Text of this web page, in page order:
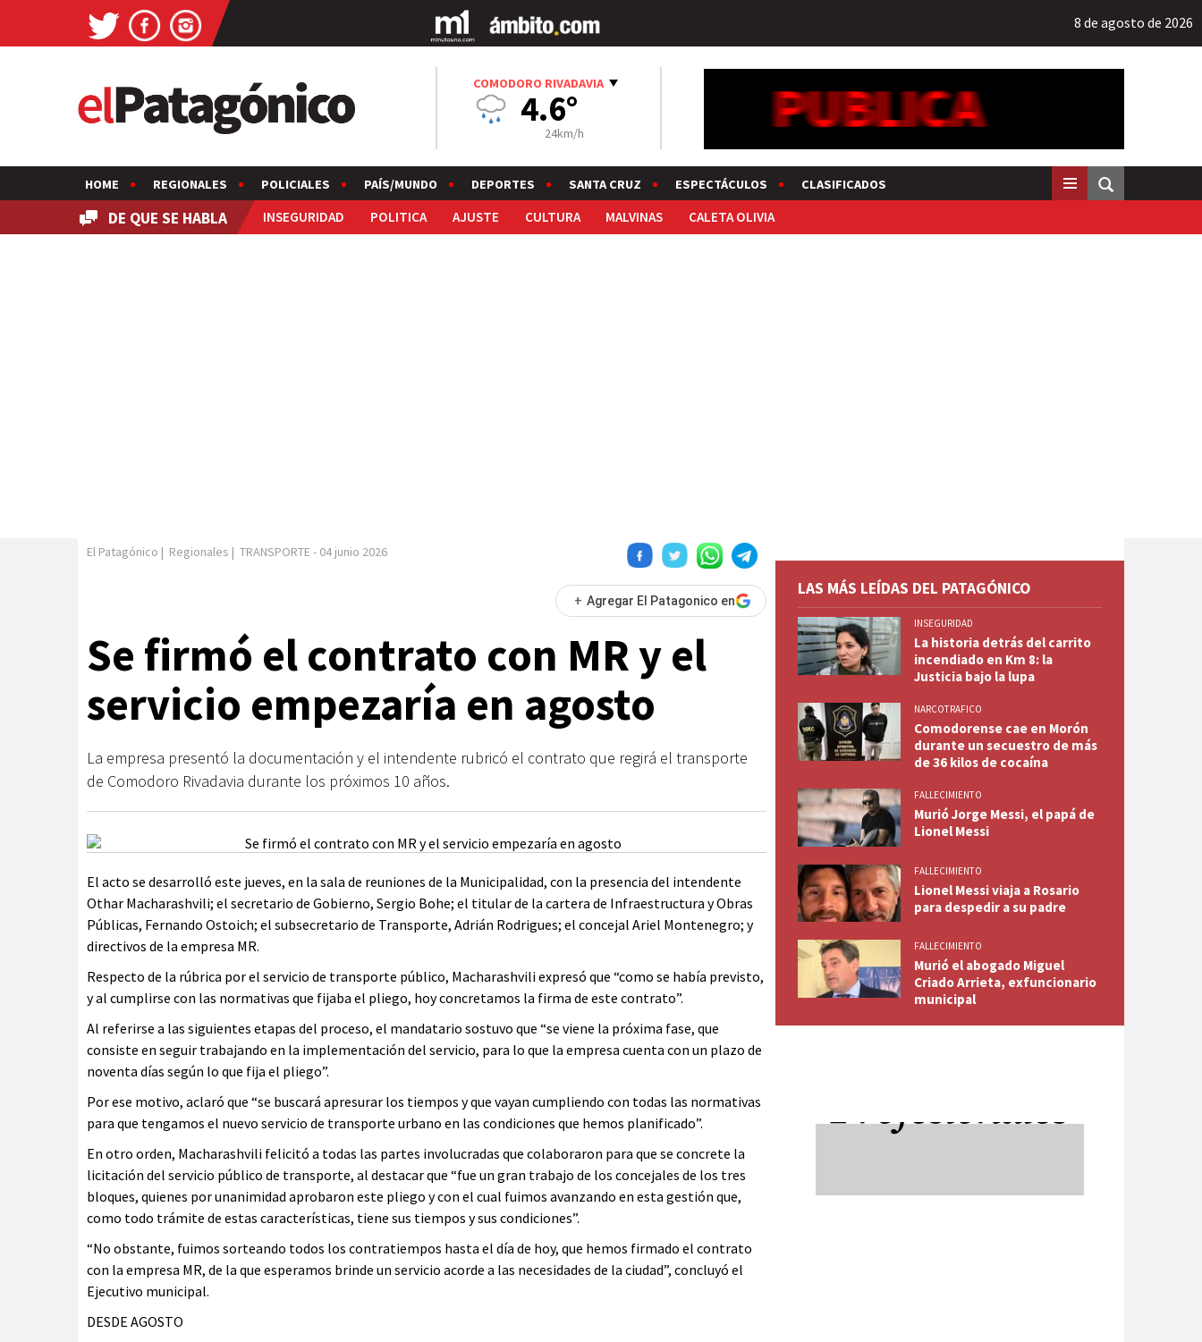
8 de agosto de 2026
COMODORO RIVADAVIA
4.6°
24km/h
HOME REGIONALES POLICIALES PAÍS/MUNDO DEPORTES SANTA CRUZ ESPECTÁCULOS CLASIFICADOS
DE QUE SE HABLA INSEGURIDAD POLITICA AJUSTE CULTURA MALVINAS CALETA OLIVIA
El Patagónico | Regionales | TRANSPORTE- 04 junio 2026
+ Agregar El Patagonico en
Se firmó el contrato con MR y el
servicio empezaría en agosto
La empresa presentó la documentación y el intendente rubricó el contrato que regirá el transporte
de Comodoro Rivadavia durante los próximos 10 años.
El acto se desarrolló este jueves, en la sala de reuniones de la Municipalidad, con la presencia del intendente
Othar Macharashvili; el secretario de Gobierno, Sergio Bohe; el titular de la cartera de Infraestructura y Obras
Públicas, Fernando Ostoich; el subsecretario de Transporte, Adrián Rodrigues; el concejal Ariel Montenegro; y
directivos de la empresa MR.
Respecto de la rúbrica por el servicio de transporte público, Macharashvili expresó que “como se había previsto,
y al cumplirse con las normativas que fijaba el pliego, hoy concretamos la firma de este contrato”.
Al referirse a las siguientes etapas del proceso, el mandatario sostuvo que “se viene la próxima fase, que
consiste en seguir trabajando en la implementación del servicio, para lo que la empresa cuenta con un plazo de
noventa días según lo que fija el pliego”.
Por ese motivo, aclaró que “se buscará apresurar los tiempos y que vayan cumpliendo con todas las normativas
para que tengamos el nuevo servicio de transporte urbano en las condiciones que hemos planificado”.
En otro orden, Macharashvili felicitó a todas las partes involucradas que colaboraron para que se concrete la
licitación del servicio público de transporte, al destacar que “fue un gran trabajo de los concejales de los tres
bloques, quienes por unanimidad aprobaron este pliego y con el cual fuimos avanzando en esta gestión que,
como todo trámite de estas características, tiene sus tiempos y sus condiciones”.
“No obstante, fuimos sorteando todos los contratiempos hasta el día de hoy, que hemos firmado el contrato
con la empresa MR, de la que esperamos brinde un servicio acorde a las necesidades de la ciudad”, concluyó el
Ejecutivo municipal.
DESDE AGOSTO
LAS MÁS LEÍDAS DEL PATAGÓNICO
INSEGURIDAD
La historia detrás del carrito
incendiado en Km 8: la
Justicia bajo la lupa
NARCOTRAFICO
Comodorense cae en Morón
durante un secuestro de más
de 36 kilos de cocaína
FALLECIMIENTO
Murió Jorge Messi, el papá de
Lionel Messi
FALLECIMIENTO
Lionel Messi viaja a Rosario
para despedir a su padre
FALLECIMIENTO
Murió el abogado Miguel
Criado Arrieta, exfuncionario
municipal